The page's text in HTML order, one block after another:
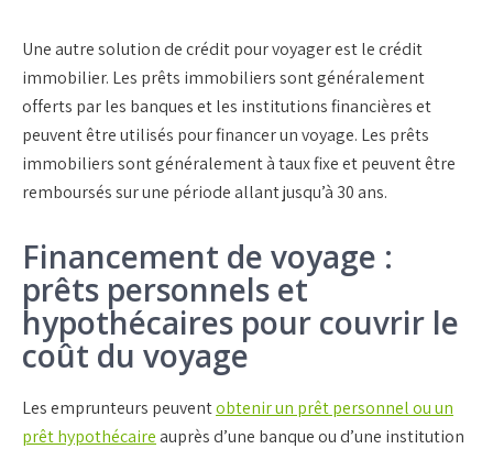
Une autre solution de crédit pour voyager est le crédit
immobilier. Les prêts immobilierssont généralement
offerts par les banques et les institutions financières et
peuvent être utilisés pour financerun voyage. Les prêts
immobiliers sont généralement àtaux fixeet peuvent être
remboursés sur une période allant jusqu’à 30 ans.
Financement de voyage :
prêts personnels et
hypothécaires pour couvrir le
coût du voyage
Lesemprunteurs peuventobtenir un prêt personnel ou un
prêt hypothécaireauprès d’une banqueou d’une institution